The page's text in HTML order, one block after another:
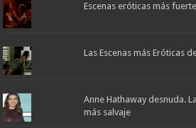
Escenas eróticas más
Las Escenas más Eróticas
Anne Hathaway desnuda.
más salvaje